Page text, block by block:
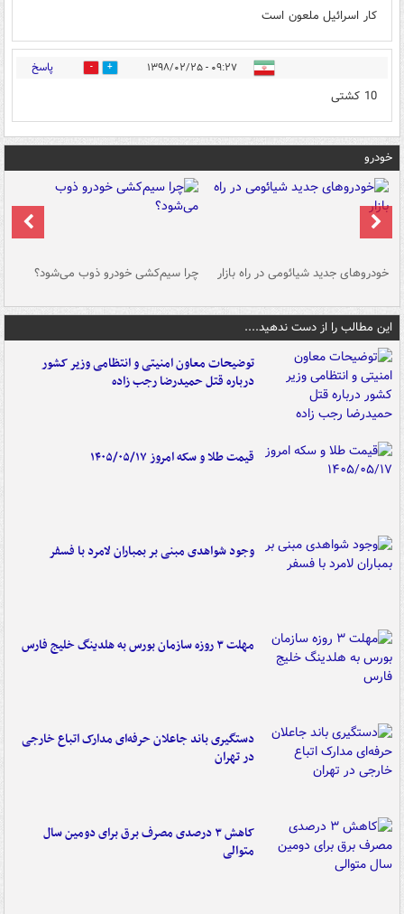
کار اسرائیل ملعون است
۰۹:۲۷ - ۱۳۹۸/۰۲/۲۵ 0 پاسخ
10 کشتی
خودرو
خودروهای جدید شیائومی در راه بازار چرا سیم‌کشی خودرو ذوب می‌شود؟
این مطالب را از دست ندهید....
توضیحات معاون امنیتی و انتظامی وزیر کشور
درباره قتل حمیدرضا رجب زاده
قیمت طلا و سکه امروز ۱۴۰۵/۰۵/۱۷
وجود شواهدی مبنی بر بمباران لامرد با فسفر
مهلت ۳ روزه سازمان بورس به هلدینگ خلیج فارس
دستگیری باند جاعلان حرفه‌ای مدارک اتباع خارجی
در تهران
کاهش ۳ درصدی مصرف برق برای دومین سال
متوالی